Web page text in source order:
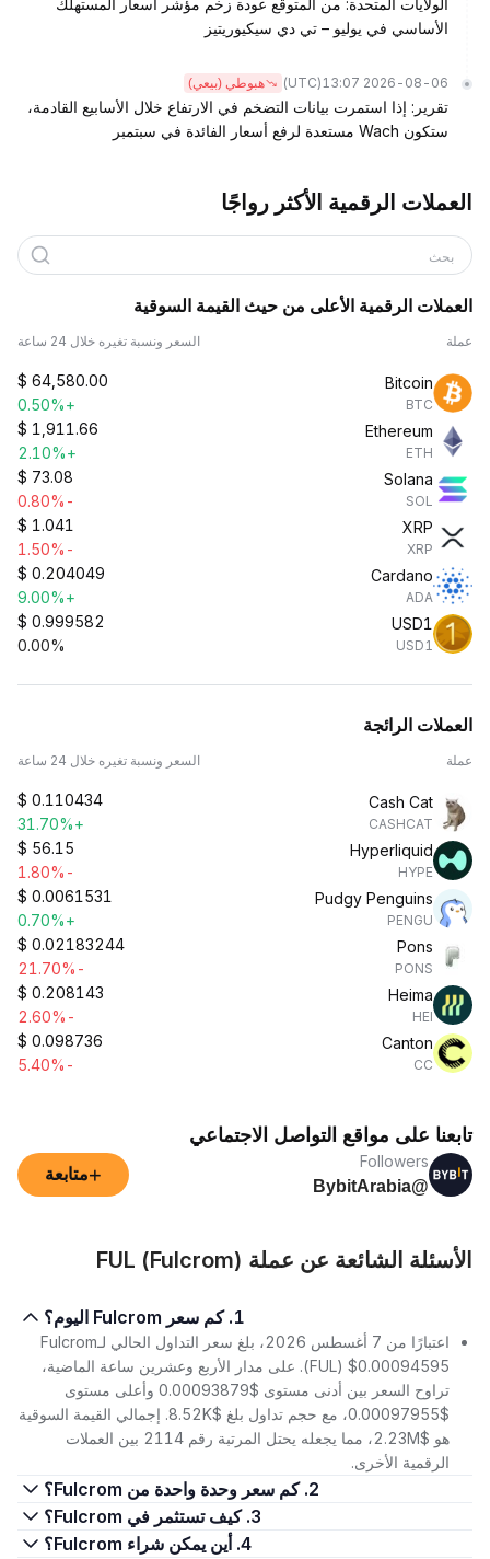
الولايات المتحدة: من المتوقع عودة زخم مؤشر أسعار المستهلك
الأساسي في يوليو – تي دي سيكيوريتيز
2026-08-06 13:07
(UTC) هبوطي (بيعي)
تقرير: إذا استمرت بيانات التضخم في الارتفاع خلال الأسابيع القادمة،
ستكون Wach مستعدة لرفع أسعار الفائدة في سبتمبر
العملات الرقمية الأكثر رواجًا
بحث
العملات الرقمية الأعلى من حيث القيمة السوقية
عملة السعر ونسبة تغيره خلال 24 ساعة
Bitcoin
BTC
$ 64,580.00
+0.50%
Ethereum
ETH
$ 1,911.66
+2.10%
Solana
SOL
$ 73.08
-0.80%
XRP
XRP
$ 1.041
-1.50%
Cardano
ADA
$ 0.204049
+9.00%
USD1
USD1
$ 0.999582
0.00%
العملات الرائجة
عملة السعر ونسبة تغيره خلال 24 ساعة
Cash Cat
CASHCAT
$ 0.110434
+31.70%
Hyperliquid
HYPE
$ 56.15
-1.80%
Pudgy Penguins
PENGU
$ 0.0061531
+0.70%
Pons
PONS
$ 0.02183244
-21.70%
Heima
HEI
$ 0.208143
-2.60%
Canton
CC
$ 0.098736
-5.40%
تابعنا على مواقع التواصل الاجتماعي
Followers
@BybitArabia
+متابعة
الأسئلة الشائعة عن عملة FUL (Fulcrom)
1. كم سعر Fulcrom اليوم؟
اعتبارًا من 7 أغسطس 2026، بلغ سعر التداول الحالي لـFulcrom
(FUL) $0.00094595. على مدار الأربع وعشرين ساعة الماضية،
تراوح السعر بين أدنى مستوى $0.00093879 وأعلى مستوى
$0.00097955، مع حجم تداول بلغ $8.52K. إجمالي القيمة السوقية
هو $2.23M، مما يجعله يحتل المرتبة رقم 2114 بين العملات
الرقمية الأخرى.
2. كم سعر وحدة واحدة من Fulcrom؟
3. كيف تستثمر في Fulcrom؟
4. أين يمكن شراء Fulcrom؟